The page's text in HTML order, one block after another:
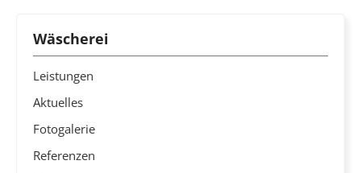
Wäscherei
Leistungen
Aktuelles
Fotogalerie
Referenzen